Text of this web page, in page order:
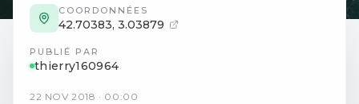
COORDONNÉES
42.70383, 3.03879
PUBLIÉ PAR
thierry160964
22 NOV 2018 · 00:00